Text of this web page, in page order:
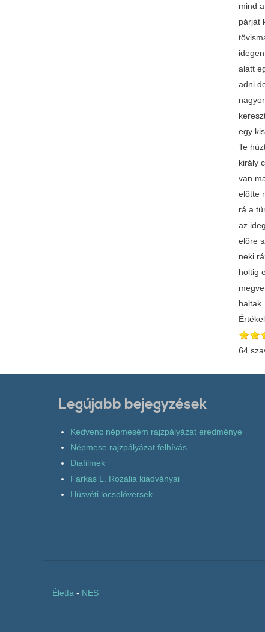
mind
párját
alatt
adni
egy
Te
király
van
előtte
rá a
az
előre
neki
holtig
haltak.
64
Legújabb bejegyzések
Kedvenc népmesém rajzpályázat eredménye
Népmese rajzpályázat felhívás
Diafilmek
Farkas L. Rozália kiadványai
Húsvéti locsolóversek
Életfa - NES